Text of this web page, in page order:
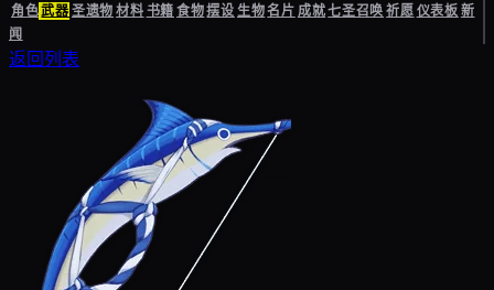
角色武器圣遗物材料书籍食物摆设生物名片成就七圣召唤祈愿仪表板新
闻
返回列表